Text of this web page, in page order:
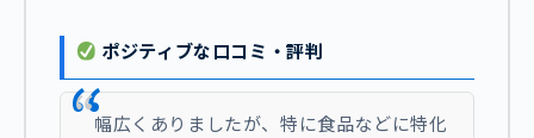
ポジティブな口コミ・評判
幅広くありましたが、特に食品などに特化